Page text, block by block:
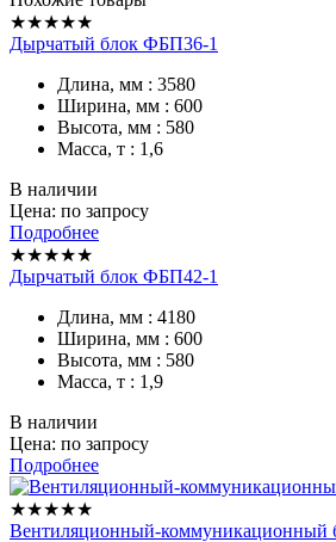
★★★★★
Дырчатый блок ФБП36-1
Длина, мм : 3580
Ширина, мм : 600
Высота, мм : 580
Масса, т : 1,6
В наличии
Цена: по запросу
Подробнее
★★★★★
Дырчатый блок ФБП42-1
Длина, мм : 4180
Ширина, мм : 600
Высота, мм : 580
Масса, т : 1,9
В наличии
Цена: по запросу
Подробнее
★★★★★
Вентиляционный-коммуникационный